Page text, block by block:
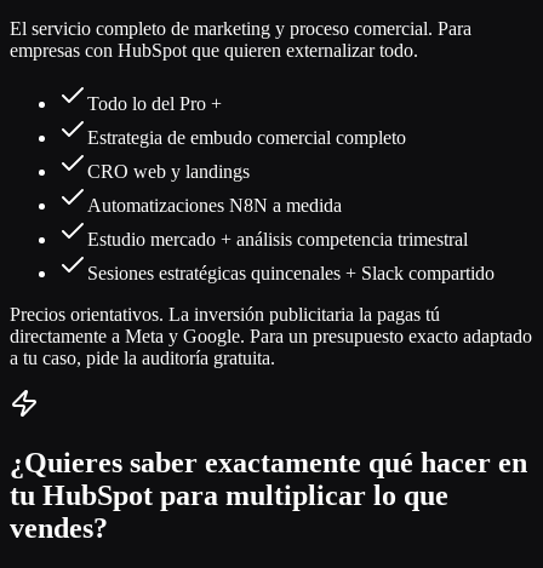
El servicio completo de marketing y proceso comercial. Para
empresas con HubSpot que quieren externalizar todo.
Todo lo del Pro +
Estrategia de embudo comercial completo
CRO web y landings
Automatizaciones N8N a medida
Estudio mercado + análisis competencia trimestral
Sesiones estratégicas quincenales + Slack compartido
Precios orientativos. La inversión publicitaria la pagas tú
directamente a Meta y Google. Para un presupuesto exacto adaptado
a tu caso, pide la auditoría gratuita.
¿Quieres saber exactamente qué hacer en
tu HubSpot para multiplicar lo que
vendes?